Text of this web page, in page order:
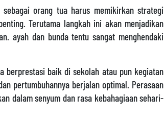
orang tua harus memikirkan strategi
Terutama langkah ini akan menjadikan
ayah dan bunda tentu sangat menghendaki
berprestasi baik di sekolah atau pun kegiatan
pertumbuhannya berjalan optimal. Perasaan
dalam senyum dan rasa kebahagiaan sehari-